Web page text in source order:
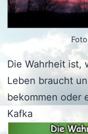
Die Wahrheit ist,
Leben braucht
bekommen oder
Kafka